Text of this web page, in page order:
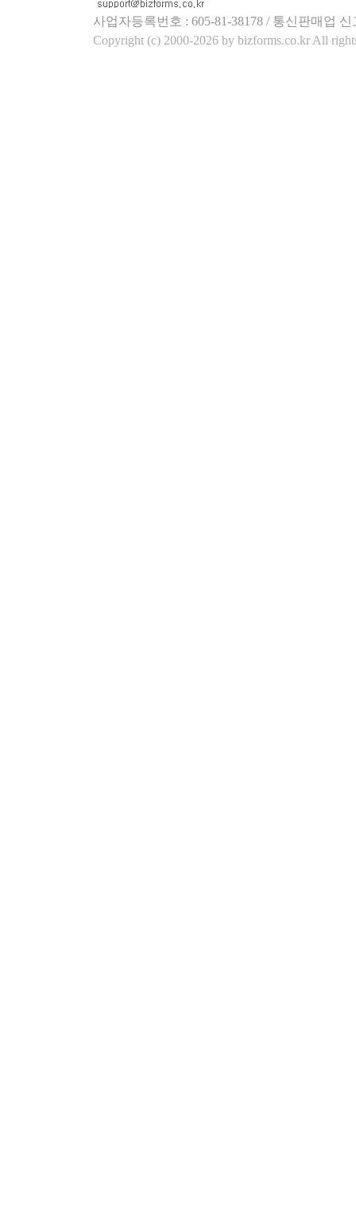
사업자등록번호 : 605-81-38178 / 통신판매업
Copyright (c) 2000-2026 by bizforms.co.kr All